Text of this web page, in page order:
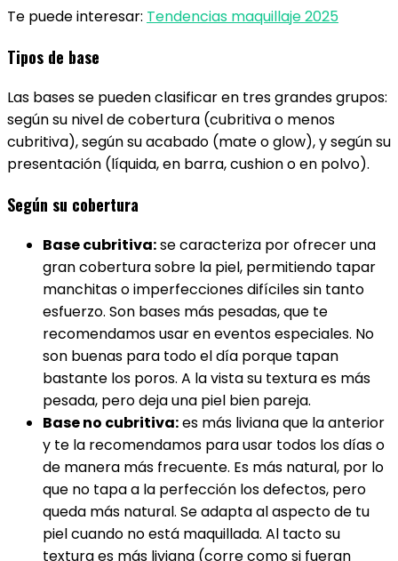
Te puede interesar: Tendencias maquillaje 2025
Tipos de base
Las bases se pueden clasificar en tres grandes grupos:
según su nivel de cobertura (cubritiva o menos
cubritiva), según su acabado (mate o glow), y según su
presentación (líquida, en barra, cushion o en polvo).
Según su cobertura
Base cubritiva:se caracteriza por ofrecer una
gran cobertura sobre la piel, permitiendo tapar
manchitas o imperfecciones difíciles sin tanto
esfuerzo. Son bases más pesadas, que te
recomendamos usar en eventos especiales. No
son buenas para todo el día porque tapan
bastante los poros. A la vista su textura es más
pesada, pero deja una piel bien pareja.
Base no cubritiva:es más liviana que la anterior
y te la recomendamos para usar todos los días o
de manera más frecuente. Es más natural, por lo
que no tapa a la perfección los defectos, pero
queda más natural. Se adapta al aspecto de tu
piel cuando no está maquillada. Al tacto su
textura es más liviana (corre como si fueran